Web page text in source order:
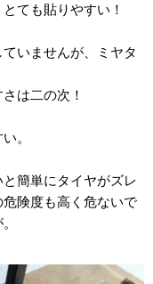
ても貼りやすい！
いませんが、ミヤタ
は二の次！
。
簡単にタイヤがズレ
険度も高く危ないで